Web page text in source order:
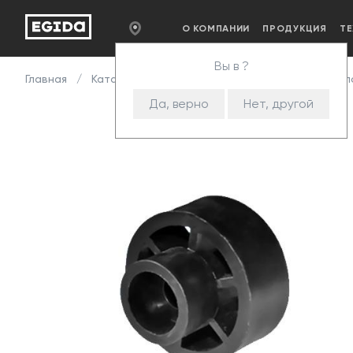
Вы в ?
Да, верно Нет, другой
О КОМПАНИИ ПРОДУКЦИЯ
Главная Каталог